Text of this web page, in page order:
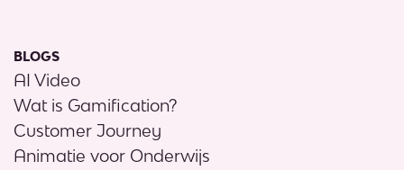
BLOGS
AI Video
Wat is Gamification?
Customer Journey
Animatie voor Onderwijs